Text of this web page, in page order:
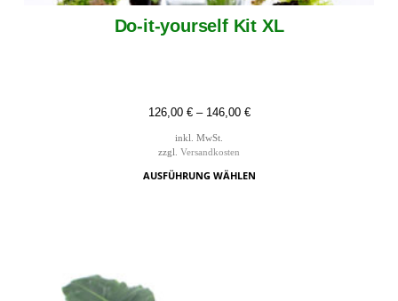
Do-it-yourself Kit XL
126,00 €– 146,00 €
inkl. MwSt.
zzgl. Versandkosten
AUSFÜHRUNG WÄHLEN